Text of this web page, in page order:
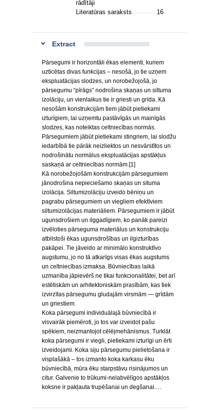
rādītāji
Literatūras saraksts
16
Extract
Pārsegumi ir horizontāli ēkas elementi, kuriem
uzticētas divas funkcijas – nesošā, jo tie uzņem
ekspluatācijas slodzes, un norobežojošā, jo
pārsegumu “pīrāgs” nodrošina skaņas un siltuma
izolāciju, un vienlaikus tie ir griesti un grīda. Kā
nesošām konstrukcijām tiem jābūt pietiekami
izturīgiem, lai uzņemtu pastāvīgās un mainīgās
slodzes, kas noteiktas celtniecības normās.
Pārsegumiem jābūt pietiekami stingriem, lai slodžu
iedarbībā tie pārāk neizliektos un nesvārstītos un
nodrošinātu normālus ekspluatācijas apstākļus
saskaņā ar celtniecības normām.[1]
Kā norobežojošām konstrukcijām pārsegumiem
jānodrošina nepieciešamo skaņas un situma
izolācija. Siltumizolāciju izveido bēniņu un
pagrabu pārsegumiem un viegliem efektīviem
siltumizolācijas materiāliem. Pārsegumiem ir jābūt
ugunsdrošiem un ilggadīgiem, ko panāk pareizi
izvēloties pārseguma materiālus un konstrukciju
atbilstoši ēkas ugunsdrošības un ilgizturības
pakāpei. Tie jāveido ar minimālo konstruktīvo
augstumu, jo no tā atkarīgs visas ēkas augstums
un celtniecības izmaksa. Būvniecības laikā
uzmanība jāpievērš ne tikai funkcionalitātei, bet arī
estētiskām un arhitektoniskām prasībām, kas tiek
izvirzītas pārsegumu gludajām virsmām — grīdām
un griestiem.
Koka pārsegumi individuālajā būvniecībā ir
visvairāk piemēroti, jo tos var izveidot pašu
spēkiem, neizmantojot cēlējmehānismus. Turklāt
koka pārsegumi ir viegli, pietiekami izturīgi un ērti
izveidojami. Koka siju pārsegumu pielietošana ir
visplašākā – tos izmanto koka karkasu ēku
būvniecībā, mūra ēku starpstāvu risinājumos un
citur. Galvenie to trūkumi-nelabvēlīgos apstākļos
koksne ir pakļauta trupēšanai un degšanai.…